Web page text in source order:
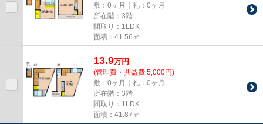
敷：0ヶ月｜礼：0ヶ月
所在階：3階
間取り：1LDK
面積：41.56㎡
13.9万円
(管理費・共益費 5,000円)
敷：0ヶ月｜礼：0ヶ月
所在階：3階
間取り：1LDK
面積：41.87㎡